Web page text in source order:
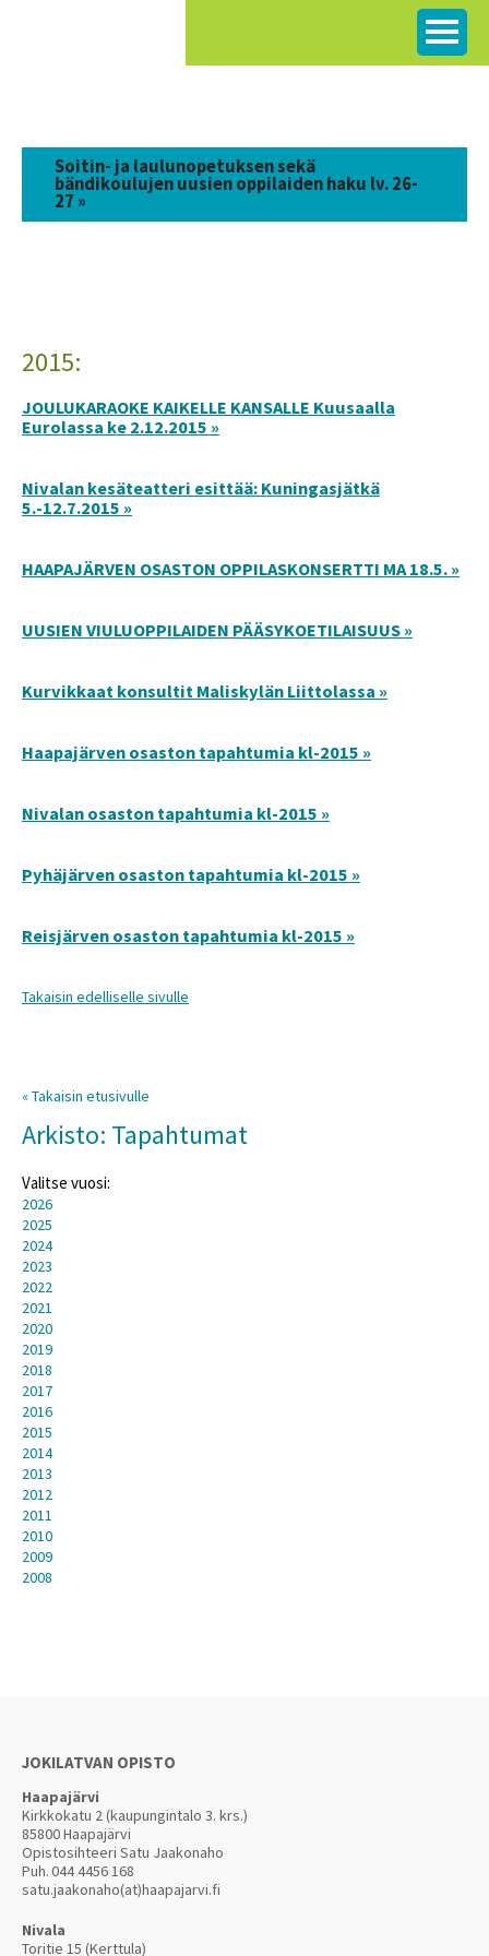
Soitin- ja laulunopetuksen sekä
bändikoulujen uusien oppilaiden haku lv. 26-
27 »
2015:
JOULUKARAOKE KAIKELLE KANSALLE Kuusaalla
Eurolassa ke 2.12.2015 »
Nivalan kesäteatteri esittää: Kuningasjätkä
5.-12.7.2015 »
HAAPAJÄRVEN OSASTON OPPILASKONSERTTI MA 18.5. »
UUSIEN VIULUOPPILAIDEN PÄÄSYKOETILAISUUS »
Kurvikkaat konsultit Maliskylän Liittolassa »
Haapajärven osaston tapahtumia kl-2015 »
Nivalan osaston tapahtumia kl-2015 »
Pyhäjärven osaston tapahtumia kl-2015 »
Reisjärven osaston tapahtumia kl-2015 »
Takaisin edelliselle sivulle
« Takaisin etusivulle
Arkisto: Tapahtumat
Valitse vuosi:
2026
2025
2024
2023
2022
2021
2020
2019
2018
2017
2016
2015
2014
2013
2012
2011
2010
2009
2008
JOKILATVAN OPISTO
Haapajärvi
Kirkkokatu 2 (kaupungintalo 3. krs.)
85800 Haapajärvi
Opistosihteeri Satu Jaakonaho
Puh.044 4456 168
satu.jaakonaho(at)haapajarvi.fi
Nivala
Toritie 15 (Kerttula)